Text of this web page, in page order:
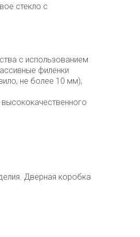
стекло с
с использованием
филенки
не более 10 мм),
Дверная коробка